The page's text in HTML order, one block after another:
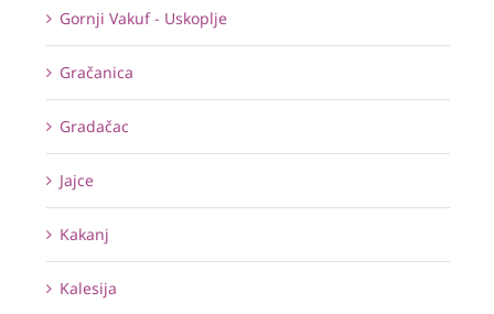
Gornji Vakuf - Uskoplje
Gračanica
Gradačac
Jajce
Kakanj
Kalesija